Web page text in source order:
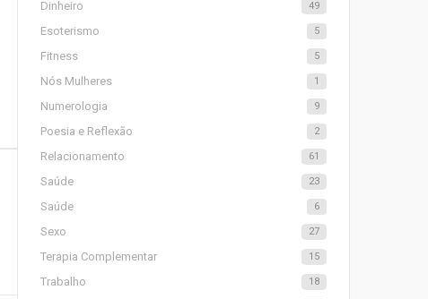
Dinheiro 49
Esoterismo 5
Fitness 5
Nós Mulheres 1
Numerologia 9
Poesia e Reflexão 2
Relacionamento 61
Saúde 23
Saúde 6
Sexo 27
Terapia Complementar 15
Trabalho 18